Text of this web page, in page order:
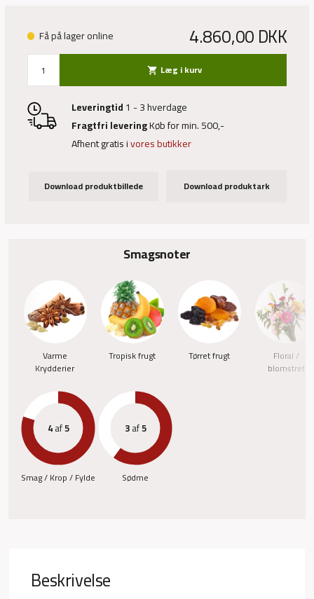
Smagsnoter
Varme
Krydderier
Tropisk frugt Tørret frugt Floral /
blomstret
4af5
Smag / Krop / Fylde
3af5
Sødme
Få på lager online 4.860,00DKK
shopping_cart Læg i kurv
Leveringtid1 - 3 hverdage
Fragtfri leveringKøb for min. 500,-
Afhent gratis ivores butikker
Download produktbillede Download produktark
Beskrivelse